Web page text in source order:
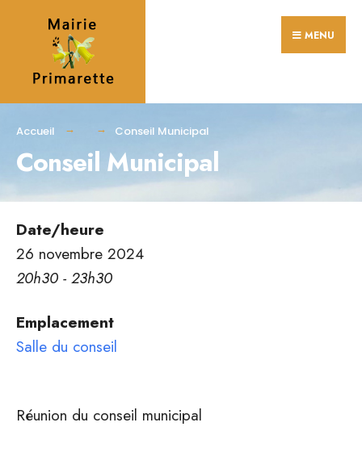
content
MENU
Accueil Conseil Municipal
Conseil Municipal
Date/heure
26 novembre 2024
20h30 - 23h30
Emplacement
Salle du conseil
Réunion du conseil municipal
for: